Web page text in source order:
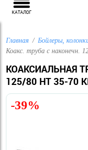
КАТАЛОГ
Главная Бойлеры,
Коакс. труба с наконечн.
КОАКСИАЛЬНАЯ
125/80 НТ 35-70
-39%